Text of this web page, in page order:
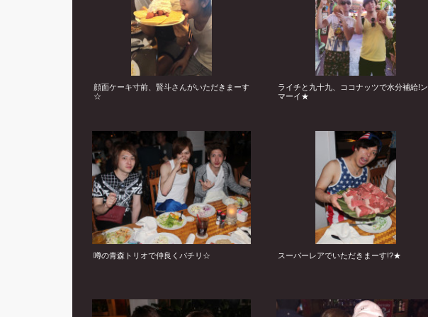
顔面ケーキ寸前、賢斗さんがいただきまーす
☆
ライチと九十九、ココナッツで水分補給!ン
マーイ★
噂の青森トリオで仲良くパチリ☆ スーパーレアでいただきまーす!?★